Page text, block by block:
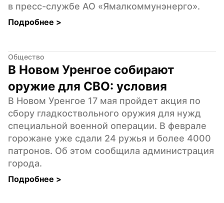
в пресс-службе АО «Ямалкоммунэнерго».
Подробнее >
Общество
В Новом Уренгое собирают
оружие для СВО: условия
В Новом Уренгое 17 мая пройдет акция по
сбору гладкоствольного оружия для нужд
специальной военной операции. В феврале
горожане уже сдали 24 ружья и более 4000
патронов. Об этом сообщила администрация
города.
Подробнее >